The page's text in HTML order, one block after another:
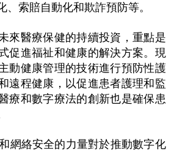
、索賠自動化和欺詐預防等。
來醫療保健的持續投資，重點是
促進福祉和健康的解決方案。現
動健康管理的技術進行預防性護
遠程健康，以促進患者護理和監
療和數字療法的創新也是確保患
網絡安全的力量對於推動數字化